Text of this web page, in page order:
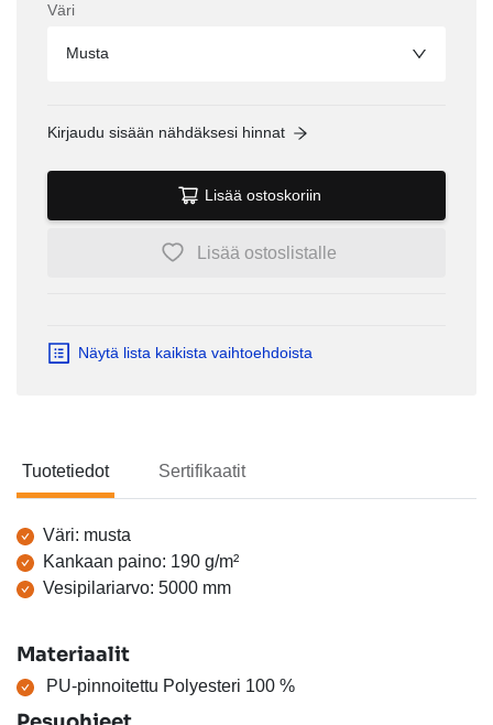
Väri
Musta
Kirjaudu sisään nähdäksesi hinnat
Lisää ostoskoriin
Lisää ostoslistalle
Näytä lista kaikista vaihtoehdoista
Tuotetiedot Sertifikaatit
Tuotetiedot
Väri: musta
Kankaan paino: 190 g/m²
Vesipilariarvo: 5000 mm
Materiaalit
PU-pinnoitettu Polyesteri 100 %